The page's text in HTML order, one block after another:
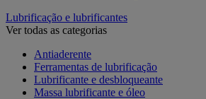
Lubrificação e lubrificantes
Ver todas as categorias
Antiaderente
Ferramentas de lubrificação
Lubrificante e desbloqueante
Massa lubrificante e óleo